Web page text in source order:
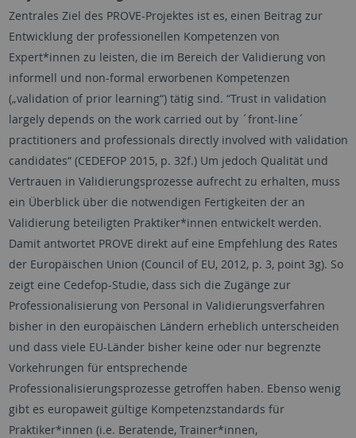
Zentrales Ziel des PROVE-Projektes ist es, einen Beitrag zur
Entwicklung der professionellen Kompetenzen von
Expert*innen zu leisten, die im Bereich der Validierung von
informell und non-formal erworbenen Kompetenzen
(„validation of prior learning“) tätig sind. “Trust in validation
largely depends on the work carried out by ´front-line´
practitioners and professionals directly involved with validation
candidates“ (CEDEFOP 2015, p. 32f.) Um jedoch Qualität und
Vertrauen in Validierungsprozesse aufrecht zu erhalten, muss
ein Überblick über die notwendigen Fertigkeiten der an
Validierung beteiligten Praktiker*innen entwickelt werden.
Damit antwortet PROVE direkt auf eine Empfehlung des Rates
der Europäischen Union (Council of EU, 2012, p. 3, point 3g). So
zeigt eine Cedefop-Studie, dass sich die Zugänge zur
Professionalisierung von Personal in Validierungsverfahren
bisher in den europäischen Ländern erheblich unterscheiden
und dass viele EU-Länder bisher keine oder nur begrenzte
Vorkehrungen für entsprechende
Professionalisierungsprozesse getroffen haben. Ebenso wenig
gibt es europaweit gültige Kompetenzstandards für
Praktiker*innen (i.e. Beratende, Trainer*innen,